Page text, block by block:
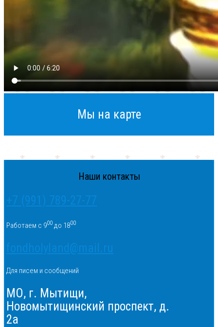
Мы на карте
Наши контакты
+7 (991) 789-27-77
Работаем с 900 до 1800
fondholyland@mail.ru
Для писем и сообщений
МО, г. Мытищи,
Новомытищинский проспект, д.
2а